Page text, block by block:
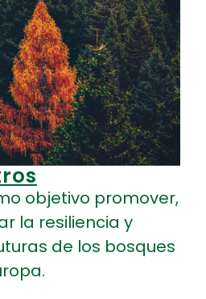
miembro
usted una
profesional?
de
relacionado
objetivo promover,
la resiliencia y
de los bosques